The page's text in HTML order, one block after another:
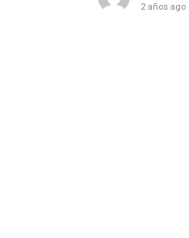
2 años ago